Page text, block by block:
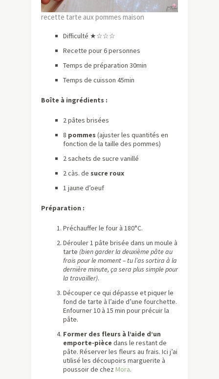
recette tarte aux pommes maison
Difficulté ★☆☆☆
Recette pour 6 personnes
Temps de préparation 30min
Temps de cuisson 45min
Boîte à ingrédients :
2 pâtes brisées
8 pommes (ajuster les quantités en
fonction de la taille des pommes)
2 sachets de sucre vanillé
2 càs. de sucre roux
1 jaune d’oeuf
Préparation :
Préchauffer le four à 180°C.
Dérouler 1 pâte brisée dans un moule à
tarte (bien garder la deuxième pâte au
frais pour le moment – tu l’as sortira à la
dernière minute, ça sera plus simple pour
la travailler).
Découper ce qui dépasse et piquer le
fond de tarte à l’aide d’une fourchette.
Enfourner 10 à 15 min pour précuir la
pâte.
Former des fleurs à l’aide d’un
emporte-pièce dans le restant de
pâte. Réserver les fleurs au frais. Ici j’ai
utilisé les découpoirs marguerite à
poussoir de chez Mora.